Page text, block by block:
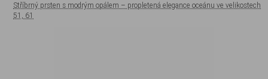
Stříbrný prsten s modrým opálem – propletená elegance oceánu ve velikostech
51, 61